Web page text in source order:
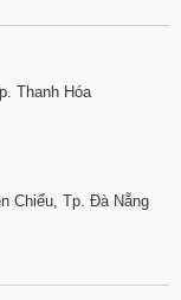
Thanh Hóa
Chiểu, Tp. Đà Nẵng